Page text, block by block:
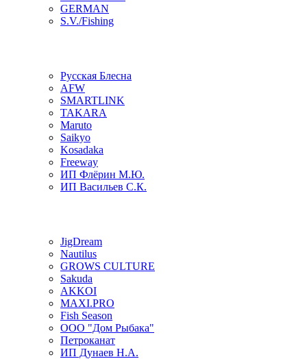
GERMAN
S.V./Fishing
Русская Блесна
AFW
SMARTLINK
TAKARA
Maruto
Saikyo
Kosadaka
Freeway
ИП Флёрин М.Ю.
ИП Васильев С.К.
JigDream
Nautilus
GROWS CULTURE
Sakuda
AKKOI
MAXI.PRO
Fish Season
ООО "Дом Рыбака"
Петроканат
ИП Дунаев Н.А.